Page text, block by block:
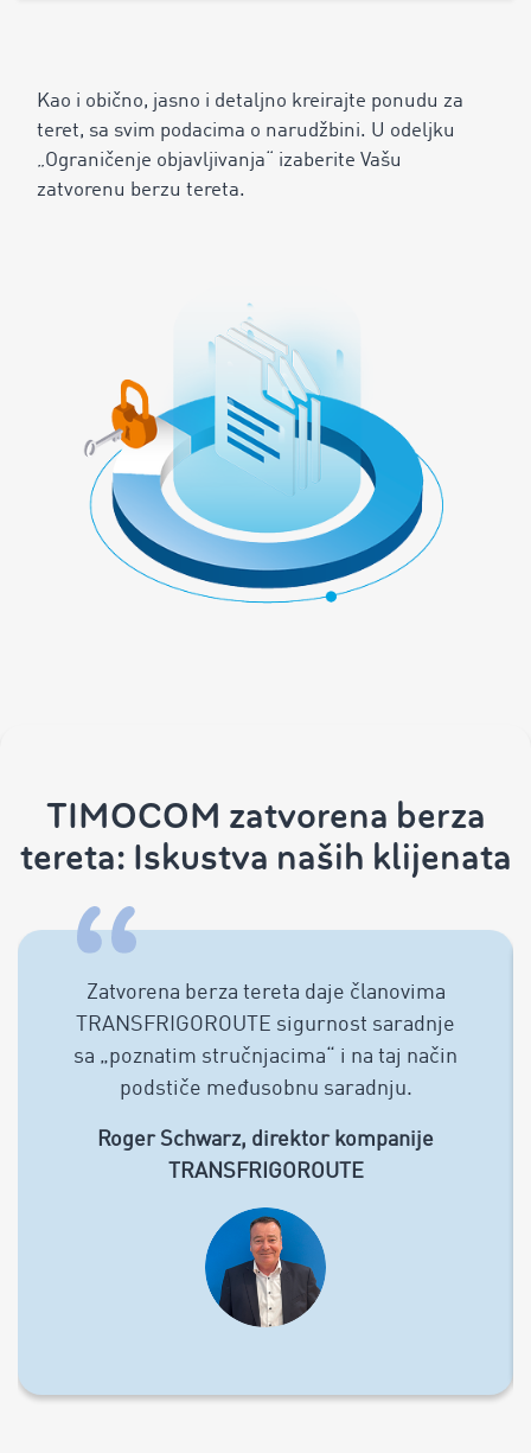
Kao i obično, jasno i detaljno kreirajte ponudu za
teret, sa svim podacima o narudžbini. U odeljku
„Ograničenje objavljivanja“ izaberite Vašu
zatvorenu berzu tereta.
TIMOCOM zatvorena berza
tereta: Iskustva naših klijenata
Zatvorena berza tereta daje članovima
TRANSFRIGOROUTE sigurnost saradnje
sa „poznatim stručnjacima“ i na taj način
podstiče međusobnu saradnju.
Roger Schwarz, direktor kompanije
TRANSFRIGOROUTE